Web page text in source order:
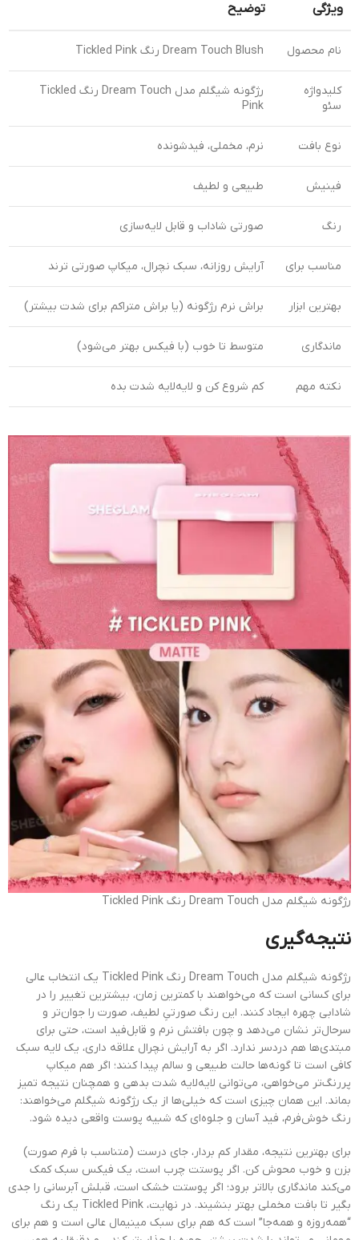
ویژگی توضیح
نام محصول Dream Touch Blush رنگ Tickled Pink
کلیدواژه
سئو
رژگونه شیگلم مدل Dream Touch رنگ Tickled
Pink
نوع بافت نرم، مخملی، فیدشونده
فینیش طبیعی و لطیف
رنگ صورتی شاداب و قابل لایه‌سازی
مناسب برای آرایش روزانه، سبک نچرال، میکاپ صورتی ترند
بهترین ابزار براش نرم رژگونه (یا براش متراکم برای شدت بیشتر)
ماندگاری متوسط تا خوب (با فیکس بهتر می‌شود)
نکته مهم کم شروع کن و لایه‌لایه شدت بده
رژگونه شیگلم مدل Dream Touch رنگ Tickled Pink
نتیجه‌گیری
رژگونه شیگلم مدل Dream Touch رنگ Tickled Pink یک انتخاب عالی
برای کسانی است که می‌خواهند با کمترین زمان، بیشترین تغییر را در
شادابی چهره ایجاد کنند. این رنگ صورتیِ لطیف، صورت را جوان‌تر و
سرحال‌تر نشان می‌دهد و چون بافتش نرم و قابل‌فید است، حتی برای
مبتدی‌ها هم دردسر ندارد. اگر به آرایش نچرال علاقه داری، یک لایه سبک
کافی است تا گونه‌ها حالت طبیعی و سالم پیدا کنند؛ اگر هم میکاپ
پررنگ‌تر می‌خواهی، می‌توانی لایه‌لایه شدت بدهی و همچنان نتیجه تمیز
بماند. این همان چیزی است که خیلی‌ها از یک رژگونه شیگلم می‌خواهند:
رنگ خوش‌فرم، فید آسان و جلوه‌ای که شبیه پوست واقعی دیده شود.
برای بهترین نتیجه، مقدار کم بردار، جای درست (متناسب با فرم صورت)
بزن و خوب محوش کن. اگر پوستت چرب است، یک فیکس سبک کمک
می‌کند ماندگاری بالاتر برود؛ اگر پوستت خشک است، قبلش آبرسانی را جدی
بگیر تا بافت مخملی بهتر بنشیند. در نهایت، Tickled Pink یک رنگ
“همه‌روزه و همه‌جا” است که هم برای سبک مینیمال عالی است و هم برای